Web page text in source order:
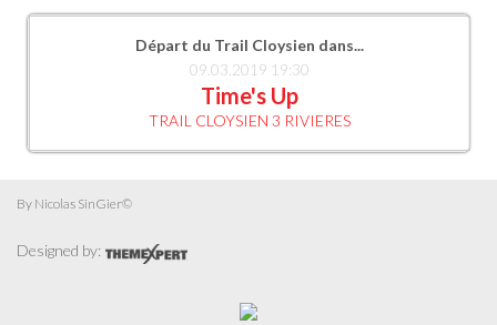
Départ du Trail Cloysien dans...
09.03.2019 19:30
Time's Up
TRAIL CLOYSIEN 3 RIVIERES
By Nicolas SinGier©
Designed by: